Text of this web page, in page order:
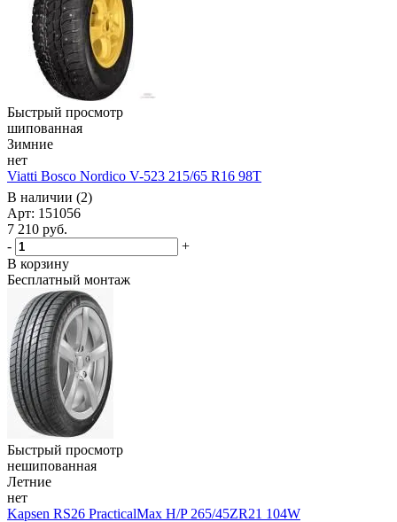
Быстрый просмотр
шипованная
Зимние
нет
Viatti Bosco Nordico V-523 215/65 R16 98T
В наличии (2)
Арт: 151056
7 210 руб.
-
+
В корзину
Бесплатный монтаж
Быстрый просмотр
нешипованная
Летние
нет
Kapsen RS26 PracticalMax H/P 265/45ZR21 104W